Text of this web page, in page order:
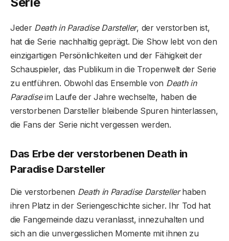
Jeder Death in Paradise Darsteller, der verstorben ist,
hat die Serie nachhaltig geprägt. Die Show lebt von den
einzigartigen Persönlichkeiten und der Fähigkeit der
Schauspieler, das Publikum in die Tropenwelt der Serie
zu entführen. Obwohl das Ensemble von Death in
Paradiseim Laufe der Jahre wechselte, haben die
verstorbenen Darsteller bleibende Spuren hinterlassen,
die Fans der Serie nicht vergessen werden.
Das Erbe der verstorbenen Death in
Paradise Darsteller
Die verstorbenen Death in Paradise Darstellerhaben
ihren Platz in der Seriengeschichte sicher. Ihr Tod hat
die Fangemeinde dazu veranlasst, innezuhalten und
sich an die unvergesslichen Momente mit ihnen zu